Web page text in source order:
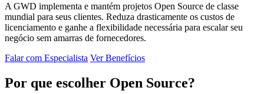
A GWD implementa e mantém projetos Open Source de classe
mundial para seus clientes. Reduza drasticamente os custos de
licenciamento e ganhe a flexibilidade necessária para escalar seu
negócio sem amarras de fornecedores.
Falar com Especialista Ver Benefícios
Por que escolher Open Source?